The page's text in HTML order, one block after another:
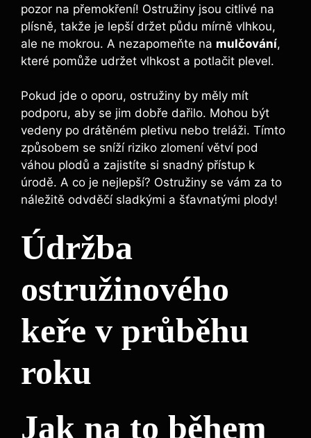
pozor na přemokření! Ostružiny jsou citlivé na
plísně, takže je lepší držet půdu mírně vlhkou,
ale ne mokrou. A nezapomeňte na mulčování,
které pomůže udržet vlhkost a potlačit plevel.
Pokud jde o oporu, ostružiny by měly mít
podporu, aby se jim dobře dařilo. Mohou být
vedeny po drátěném pletivu nebo treláži. Tímto
způsobem se sníží riziko zlomení větví pod
váhou plodů a zajistíte si snadný přístup k
úrodě. A co je nejlepší? Ostružiny se vám za to
náležitě odvděčí sladkými a šťavnatými plody!
Údržba
ostružinového
keře v průběhu
roku
Jak na to během